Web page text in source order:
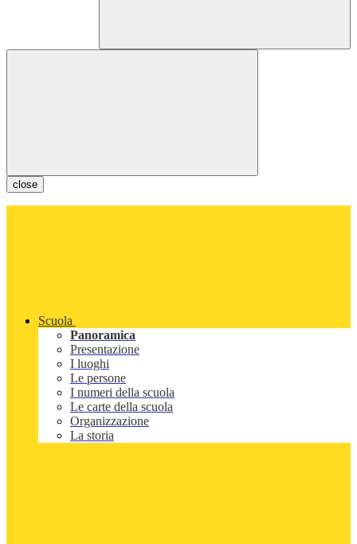
close
Scuola
Panoramica
Presentazione
I luoghi
Le persone
I numeri della scuola
Le carte della scuola
Organizzazione
La storia